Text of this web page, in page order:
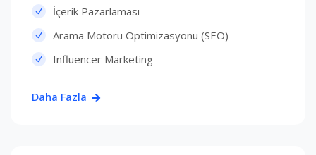
İçerik Pazarlaması
Arama Motoru Optimizasyonu (SEO)
Influencer Marketing
Daha Fazla